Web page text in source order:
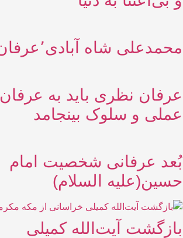
محمدعلی شاه آبادی٬عرفان
عرفان نظری باید به عرفان
عملی و سلوک بینجامد
بُعد عرفانی شخصیت امام
حسین(علیه السلام)
بازگشت آیت‌الله کمیلی